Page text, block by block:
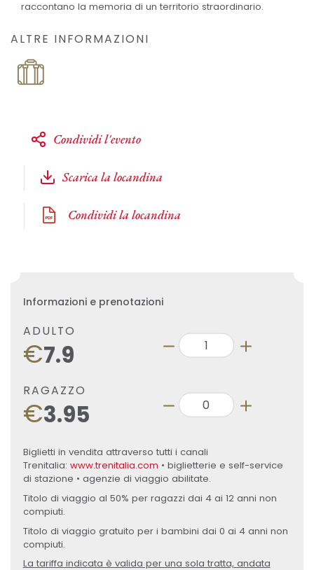
raccontano la memoria di un territorio straordinario.
ALTRE INFORMAZIONI
Condividi l'evento
Scarica la locandina
Condividi la locandina
Informazioni e prenotazioni
ADULTO
€7.9
RAGAZZO
€3.95
Biglietti in vendita attraverso tutti i canali
Trenitalia: www.trenitalia.com • biglietterie e self-service
di stazione • agenzie di viaggio abilitate.
Titolo di viaggio al 50% per ragazzi dai 4 ai 12 anni non
compiuti.
Titolo di viaggio gratuito per i bambini dai 0 ai 4 anni non
compiuti.
La tariffa indicata è valida per una sola tratta, andata